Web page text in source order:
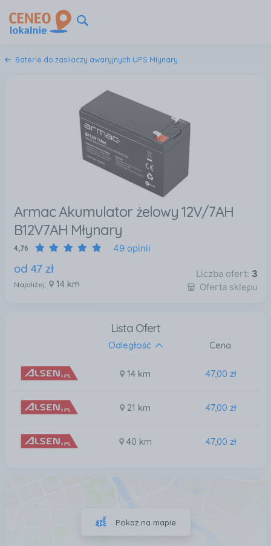
Baterie do zasilaczy awaryjnych UPS Młynary
Armac Akumulator żelowy 12V/7AH
B12V7AH Młynary
4,76 49 opinii
od 47 zł
Najbliżej: 14 km
Liczba ofert: 3
Oferta sklepu
Lista Ofert
Odległość Cena
14 km 47,00 zł
21 km 47,00 zł
40 km 47,00 zł
Pokaż na mapie